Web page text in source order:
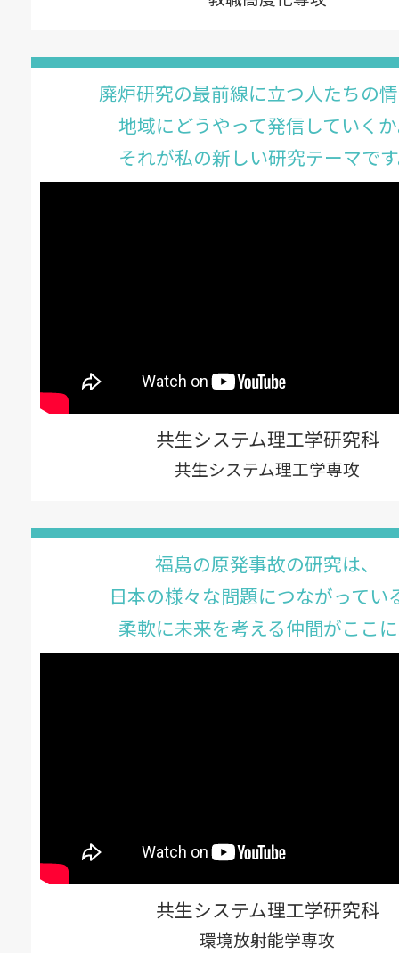
廃炉研究の最前線に立つ人たちの
地域にどうやって発信していく
それが私の新しい研究テーマで
共生システム理工学研究科
共生システム理工学専攻
福島の原発事故の研究は、
日本の様々な問題につながってい
柔軟に未来を考える仲間がここ
共生システム理工学研究科
環境放射能学専攻